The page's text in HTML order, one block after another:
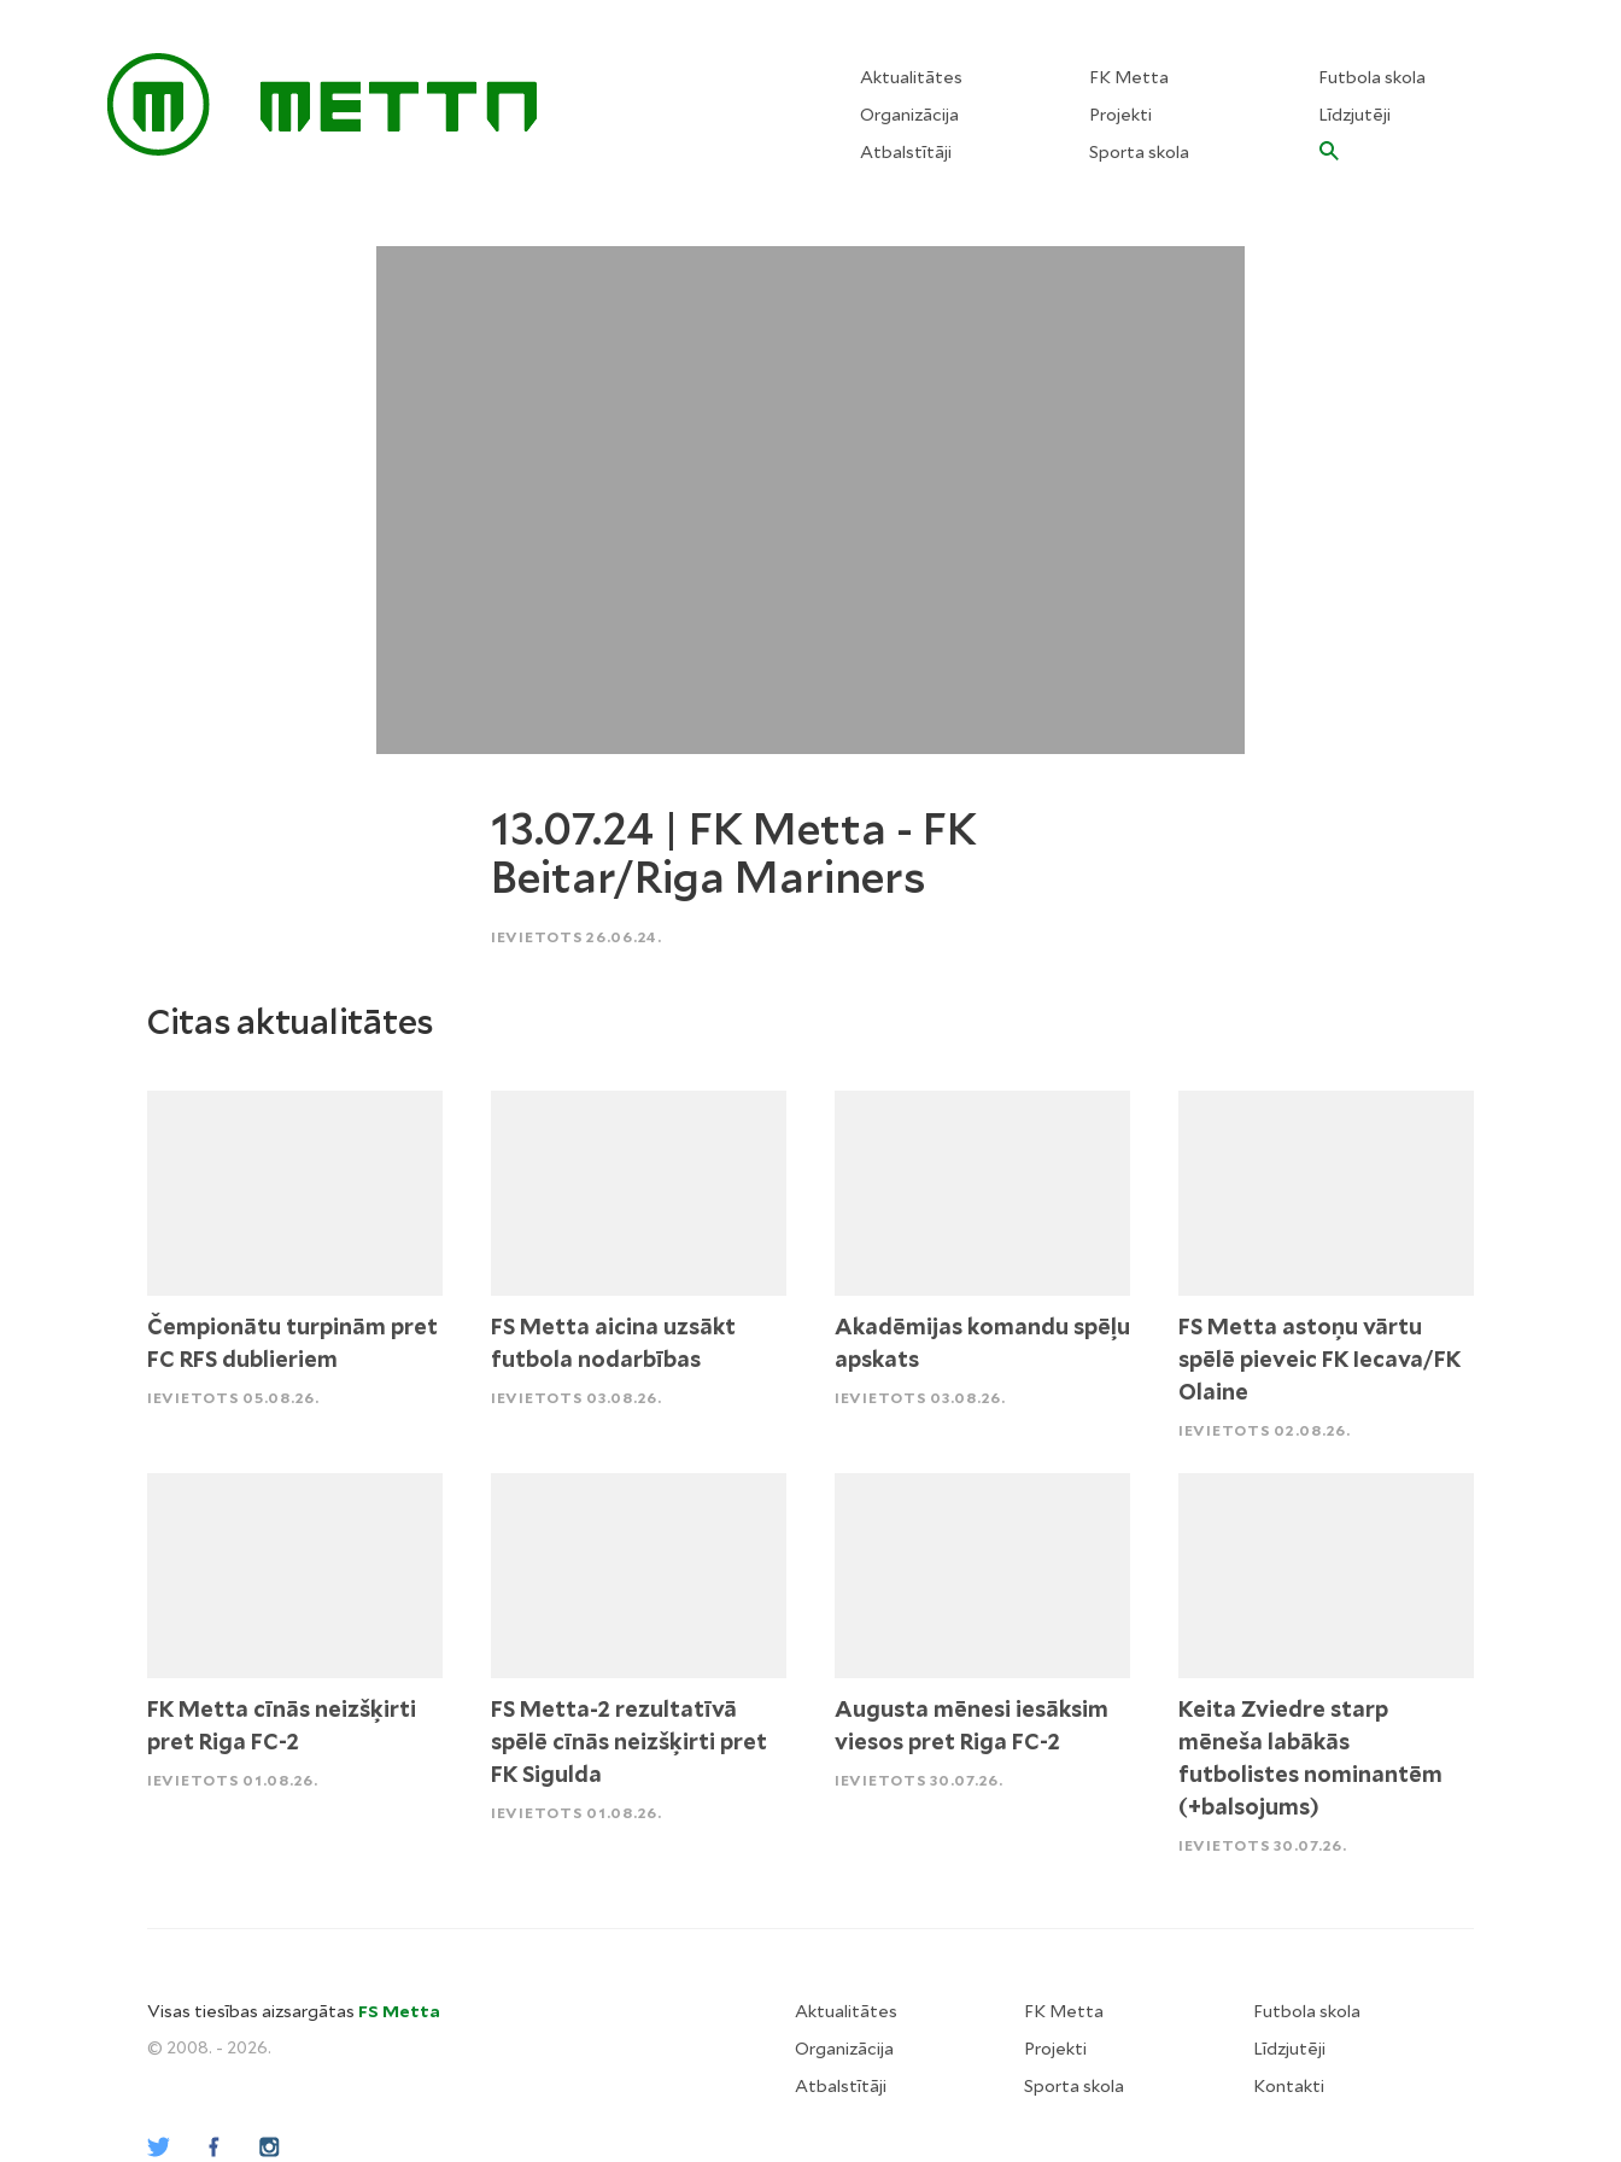
Aktualitātes
Organizācija
Atbalstītāji
FK Metta
Projekti
Sporta skola
Futbola skola
Līdzjutēji
13.07.24 | FK Metta - FK
Beitar/Riga Mariners
IEVIETOTS 26.06.24.
Citas aktualitātes
Čempionātu turpinām pret
FC RFS dublieriem
IEVIETOTS 05.08.26.
FS Metta aicina uzsākt
futbola nodarbības
IEVIETOTS 03.08.26.
Akadēmijas komandu spēļu
apskats
IEVIETOTS 03.08.26.
FS Metta astoņu vārtu
spēlē pieveic FK Iecava/FK
Olaine
IEVIETOTS 02.08.26.
FK Metta cīnās neizšķirti
pret Riga FC-2
IEVIETOTS 01.08.26.
FS Metta-2 rezultatīvā
spēlē cīnās neizšķirti pret
FK Sigulda
IEVIETOTS 01.08.26.
Augusta mēnesi iesāksim
viesos pret Riga FC-2
IEVIETOTS 30.07.26.
Keita Zviedre starp
mēneša labākās
futbolistes nominantēm
(+balsojums)
IEVIETOTS 30.07.26.
Visas tiesības aizsargātas FS Metta
© 2008. - 2026.
Aktualitātes
Organizācija
Atbalstītāji
FK Metta
Projekti
Sporta skola
Futbola skola
Līdzjutēji
Kontakti